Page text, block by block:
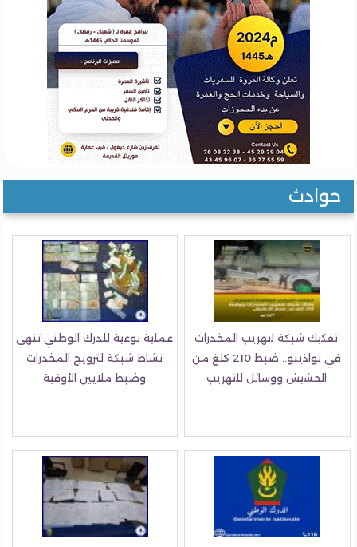
حوادث
تفكيك شبكة لتهريب المخدرات
في نواذيبو.. ضبط 210 كلغ من
الحشيش ووسائل للتهريب
عملية نوعية للدرك الوطني تنهي
نشاط شبكة لترويج المخدرات
وضبط ملايين الأوقية